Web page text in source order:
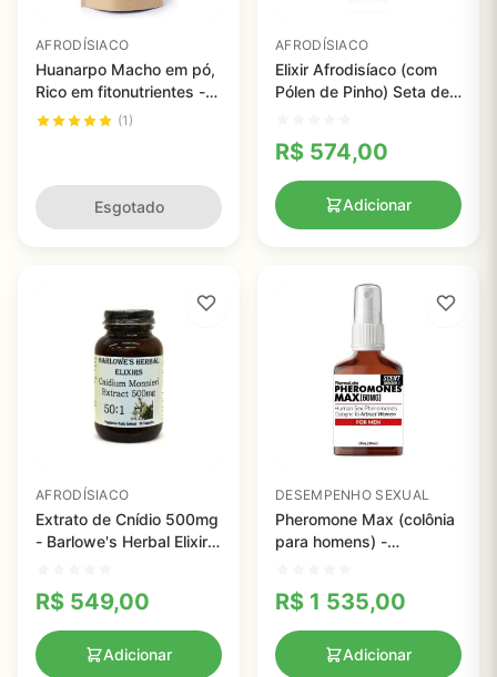
AFRODÍSIACO
Huanarpo Macho em pó,
Rico em fitonutrientes -
Amazonia Andes, 200 g
(1)
Esgotado
AFRODÍSIACO
Elixir Afrodisíaco (com
Pólen de Pinho) Seta de
R$ 574,00
Adicionar
AFRODÍSIACO
Extrato de Cnídio 500mg
- Barlowe's Herbal Elixirs
R$ 549,00
Adicionar
DESEMPENHO SEXUAL
Pheromone Max (colônia
para homens) -
R$ 1 535,00
Adicionar